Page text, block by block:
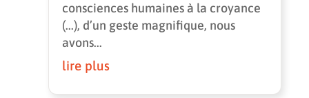
consciences humaines à la croyance
(...), d’un geste magnifique, nous
avons...
lire plus